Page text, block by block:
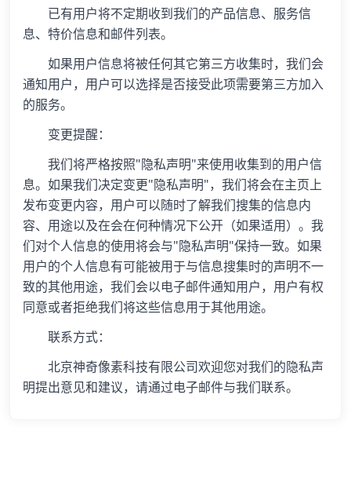
已有用户将不定期收到我们的产品信息、服务信
息、特价信息和邮件列表。
如果用户信息将被任何其它第三方收集时，我们会
通知用户，用户可以选择是否接受此项需要第三方加入
的服务。
变更提醒：
我们将严格按照"隐私声明"来使用收集到的用户信
息。如果我们决定变更"隐私声明"，我们将会在主页上
发布变更内容，用户可以随时了解我们搜集的信息内
容、用途以及在会在何种情况下公开（如果适用）。我
们对个人信息的使用将会与"隐私声明"保持一致。如果
用户的个人信息有可能被用于与信息搜集时的声明不一
致的其他用途，我们会以电子邮件通知用户，用户有权
同意或者拒绝我们将这些信息用于其他用途。
联系方式：
北京神奇像素科技有限公司欢迎您对我们的隐私声
明提出意见和建议，请通过电子邮件与我们联系。